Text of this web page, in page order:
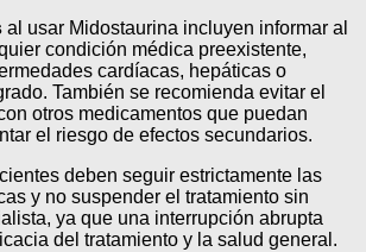
al usar Midostaurina incluyen informar al
condición médica preexistente,
cardíacas, hepáticas o
También se recomienda evitar el
otros medicamentos que puedan
el riesgo de efectos secundarios.
deben seguir estrictamente las
y no suspender el tratamiento sin
ya que una interrupción abrupta
del tratamiento y la salud general.